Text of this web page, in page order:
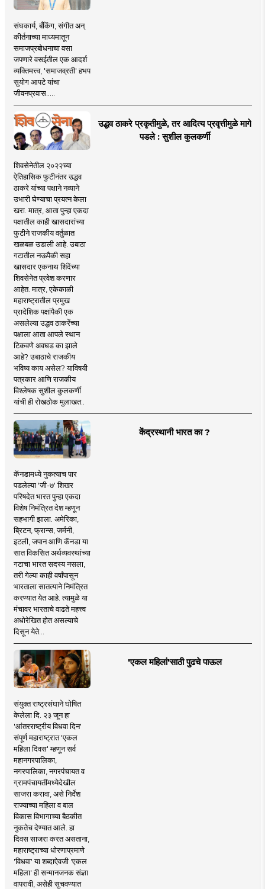
संघकार्य, बँकिंग, संगीत अन्
कीर्तनाच्या माध्यमातून
समाजप्रबोधनाचा वसा
जपणारे वसईतील एक आदर्श
व्यक्तिमत्त्व, 'समाजव्रती' हभप
सुयोग आपटे यांचा
जीवनप्रवास.....
उद्धव ठाकरे प्रकृतीमुळे, तर आदित्य प्रवृत्तीमुळे मागे
पडले : सुशील कुलकर्णी
शिवसेनेतील २०२२च्या
ऐतिहासिक फुटीनंतर उद्धव
ठाकरे यांच्या पक्षाने नव्याने
उभारी घेण्याचा प्रयत्न केला
खरा. मात्र, आता पुन्हा एकदा
पक्षातील काही खासदारांच्या
फुटीने राजकीय वर्तुळात
खळबळ उडाली आहे. उबाठा
गटातील नऊपैकी सहा
खासदार एकनाथ शिंदेंच्या
शिवसेनेत प्रवेश करणार
आहेत. मात्र, एकेकाळी
महाराष्ट्रातील प्रमुख
प्रादेशिक पक्षांपैकी एक
असलेल्या उद्धव ठाकरेंच्या
पक्षाला आता आपले स्थान
टिकवणे अवघड का झाले
आहे? उबाठाचे राजकीय
भविष्य काय असेल? याविषयी
पत्रकार आणि राजकीय
विश्लेषक सुशील कुलकर्णी
यांची ही रोखठोक मुलाखत..
केंद्रस्थानी भारत का ?
कॅनडामध्ये नुकत्याच पार
पडलेल्या 'जी-७' शिखर
परिषदेत भारत पुन्हा एकदा
विशेष निमंत्रित देश म्हणून
सहभागी झाला. अमेरिका,
ब्रिटन, फ्रान्स, जर्मनी,
इटली, जपान आणि कॅनडा या
सात विकसित अर्थव्यवस्थांच्या
गटाचा भारत सदस्य नसला,
तरी गेल्या काही वर्षांपासून
भारताला सातत्याने निमंत्रित
करण्यात येत आहे. त्यामुळे या
मंचावर भारताचे वाढते महत्त्व
अधोरेखित होत असल्याचे
दिसून येते...
'एकल महिलां'साठी पुढचे पाऊल
संयुक्त राष्ट्रसंघाने घोषित
केलेला दि. २३ जून हा
'आंतरराष्ट्रीय विधवा दिन'
संपूर्ण महाराष्ट्रात 'एकल
महिला दिवस' म्हणून सर्व
महानगरपालिका,
नगरपालिका, नगरपंचायत व
ग्रामपंचायतींमध्येदेखील
साजरा करावा, असे निर्देश
राज्याच्या महिला व बाल
विकास विभागाच्या बैठकीत
नुकतेच देण्यात आले. हा
दिवस साजरा करत असताना,
महाराष्ट्राच्या धोरणाप्रमाणे
'विधवा' या शब्दाऐवजी 'एकल
महिला' ही सन्मानजनक संज्ञा
वापरावी, असेही सुचवण्यात